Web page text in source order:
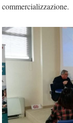
commercializzazione.